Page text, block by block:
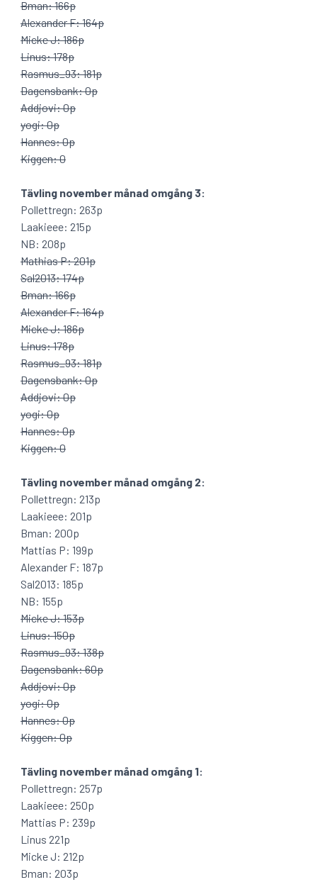
Bman: 166p
Alexander F: 164p
Micke J: 186p
Linus: 178p
Rasmus_93: 181p
Dagensbank: 0p
Addjovi: 0p
yogi: 0p
Hannes: 0p
Kiggen: 0
Tävling november månad omgång 3:
Pollettregn: 263p
Laakieee: 215p
NB: 208p
Mathias P: 201p
Sal2013: 174p
Bman: 166p
Alexander F: 164p
Micke J: 186p
Linus: 178p
Rasmus_93: 181p
Dagensbank: 0p
Addjovi: 0p
yogi: 0p
Hannes: 0p
Kiggen: 0
Tävling november månad omgång 2:
Pollettregn: 213p
Laakieee: 201p
Bman: 200p
Mattias P: 199p
Alexander F: 187p
Sal2013: 185p
NB: 155p
Micke J: 153p
Linus: 150p
Rasmus_93: 138p
Dagensbank: 60p
Addjovi: 0p
yogi: 0p
Hannes: 0p
Kiggen: 0p
Tävling november månad omgång 1:
Pollettregn: 257p
Laakieee: 250p
Mattias P: 239p
Linus 221p
Micke J: 212p
Bman: 203p